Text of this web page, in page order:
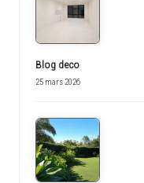
Blog deco
25 mars 2026